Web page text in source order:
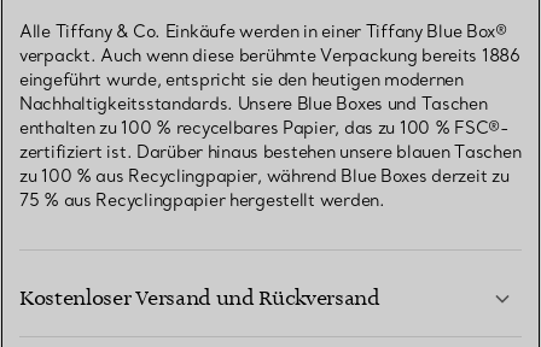
Alle Tiffany & Co. Einkäufe werden in einer Tiffany Blue Box®
verpackt. Auch wenn diese berühmte Verpackung bereits 1886
eingeführt wurde, entspricht sie den heutigen modernen
Nachhaltigkeitsstandards. Unsere Blue Boxes und Taschen
enthalten zu 100 % recycelbares Papier, das zu 100 % FSC®-
zertifiziert ist. Darüber hinaus bestehen unsere blauen Taschen
zu 100 % aus Recyclingpapier, während Blue Boxes derzeit zu
75 % aus Recyclingpapier hergestellt werden.
Kostenloser Versand und Rückversand